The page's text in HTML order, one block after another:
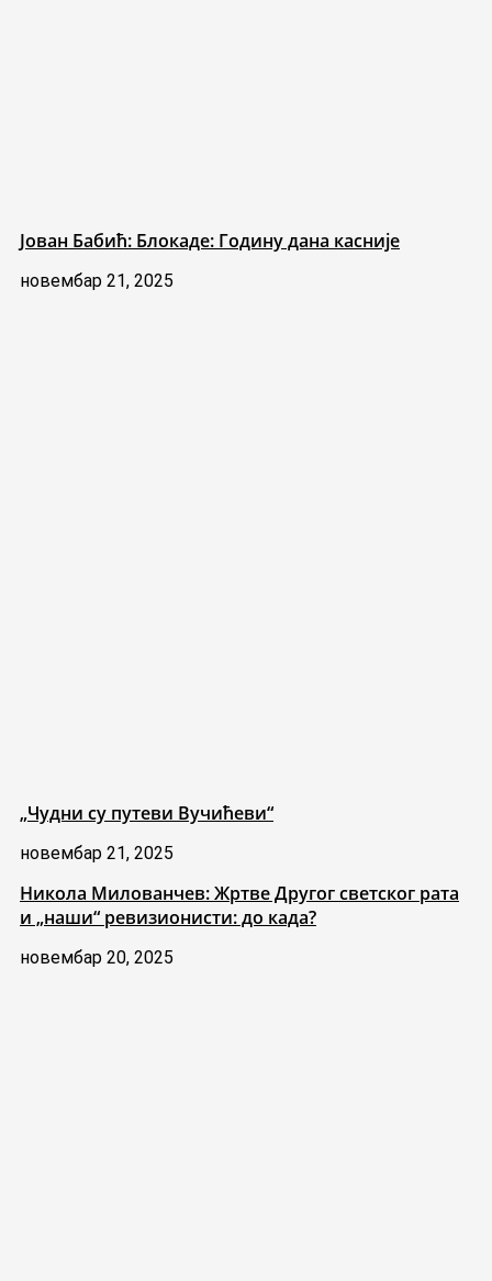
Јован Бабић: Блокаде: Годину дана касније
новембар 21, 2025
„Чудни су путеви Вучићеви“
новембар 21, 2025
Никола Милованчев: Жртве Другог светског рата
и „наши“ ревизионисти: до када?
новембар 20, 2025